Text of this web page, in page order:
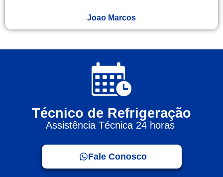
Joao Marcos
Técnico de Refrigeração
Assistência Técnica 24 horas
Fale Conosco